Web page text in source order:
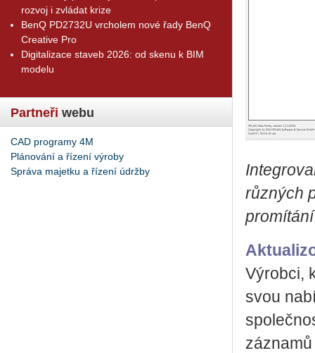
rozvoj i zvládat krize
BenQ PD2732U vrcholem nové řady BenQ
Creative Pro
Digitalizace staveb 2026: od skenu k BIM
modelu
Partneři webu
CAD programy 4M
Plánování a řízení výroby
Správa majetku a řízení údržby
různých
promítání
Výrobci,
svou